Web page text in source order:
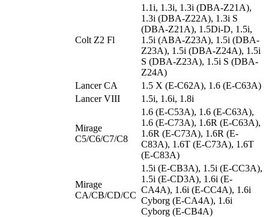
Colt Z2 Fl
1.1i, 1.3i, 1.3i (DBA-Z21A),
1.3i (DBA-Z22A), 1.3i S
(DBA-Z21A), 1.5Di-D, 1.5i,
1.5i (ABA-Z23A), 1.5i (DBA-
Z23A), 1.5i (DBA-Z24A), 1.5i
S (DBA-Z23A), 1.5i S (DBA-
Z24A)
Lancer CA
1.5 X (E-C62A), 1.6 (E-C63A)
Lancer VIII
1.5i, 1.6i, 1.8i
Mirage
C5/C6/C7/C8
1.6 (E-C53A), 1.6 (E-C63A),
1.6 (E-C73A), 1.6R (E-C63A),
1.6R (E-C73A), 1.6R (E-
C83A), 1.6T (E-C73A), 1.6T
(E-C83A)
Mirage
CA/CB/CD/CC
1.5i (E-CB3A), 1.5i (E-CC3A),
1.5i (E-CD3A), 1.6i (E-
CA4A), 1.6i (E-CC4A), 1.6i
Cyborg (E-CA4A), 1.6i
Cyborg (E-CB4A)